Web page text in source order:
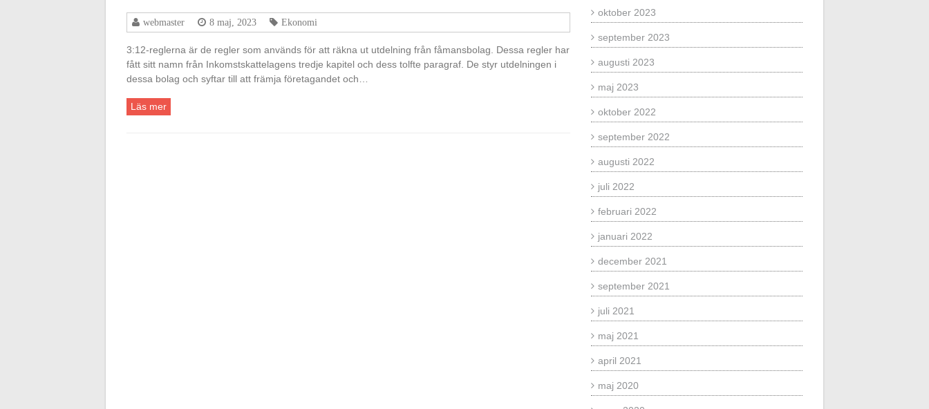
webmaster 8 maj, 2023 Ekonomi
3:12-reglerna är de regler som används för att räkna ut utdelning från fåmansbolag. Dessa regler har
fått sitt namn från Inkomstskattelagens tredje kapitel och dess tolfte paragraf. De styr utdelningen i
dessa bolag och syftar till att främja företagandet och…
Läs mer
oktober 2023
september 2023
augusti 2023
maj 2023
oktober 2022
september 2022
augusti 2022
juli 2022
februari 2022
januari 2022
december 2021
september 2021
juli 2021
maj 2021
april 2021
maj 2020